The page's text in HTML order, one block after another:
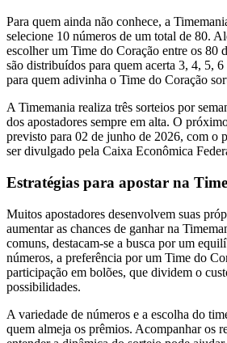
Para quem ainda não conhece, a
selecione 10 números de um total de 80.
escolher um Time do Coração entre os 80
são distribuídos para quem acerta 3, 4, 5,
para quem adivinha o Time do Coração
A Timemania realiza três sorteios por
dos apostadores sempre em alta. O
previsto para 02 de junho de 2026, com o
ser divulgado pela Caixa Econômica
Estratégias para apostar na
Muitos apostadores desenvolvem suas
aumentar as chances de ganhar na
comuns, destacam-se a busca por um
números, a preferência por um Time do
participação em bolões, que dividem o
possibilidades.
A variedade de números e a escolha do
quem almeja os prêmios. Acompanhar os